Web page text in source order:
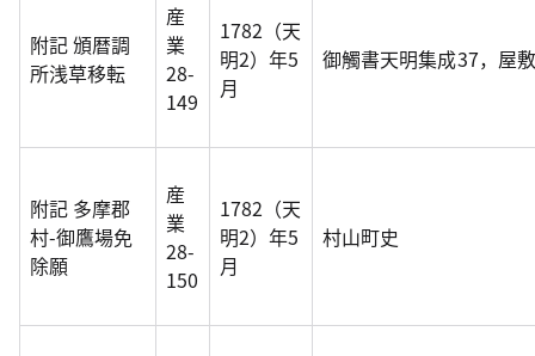
附記 頒暦調
所浅草移転
産
業
28-
149
1782（天
明2）年5
月
御觸書天明集成37，屋
附記 多摩郡
村-御鷹場免
除願
産
業
28-
150
1782（天
明2）年5
月
村山町史